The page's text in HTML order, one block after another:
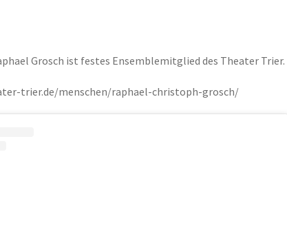
Grosch ist festes Ensemblemitglied des Theater Trier.
trier.de/menschen/raphael-christoph-grosch/